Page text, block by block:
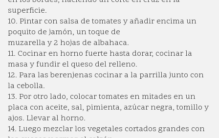
superficie.
10. Pintar con salsa de tomates y añadir encima un
poquito de jamón, un toque de
muzarella y 2 hojas de albahaca.
11. Cocinar en horno fuerte hasta dorar, cocinar la
masa y fundir el queso del relleno.
12. Para las berenjenas cocinar a la parrilla junto con
la cebolla.
13. Por otro lado, colocar tomates en mitades en un
placa con aceite, sal, pimienta, azúcar negra, tomillo y
ajos. Llevar al horno.
14. Luego mezclar los vegetales cortados grandes con